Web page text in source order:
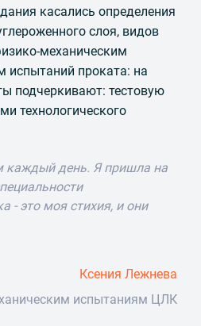
касались определения
слоя, видов
механическим
испытаний проката: на
подчеркивают: тестовую
технологического
каждый день. Я пришла на
- это моя стихия, и они
Ксения Лежнева
испытаниям ЦЛК